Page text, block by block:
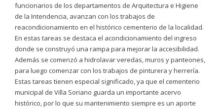
funcionarios de los departamentos de Arquitectura e Higiene
de la Intendencia, avanzan con los trabajos de
reacondicionamiento en el histórico cementerio de la localidad.
En estas tareas se destaca el acondicionamiento del ingreso
donde se construyó una rampa para mejorar la accesibilidad.
Además se comenzó a hidrolavar veredas, muros y panteones,
para luego comenzar con los trabajos de pinturera y herrería.
Estas tareas tienen especial significado, ya que el cementerio
municipal de Villa Soriano guarda un importante acervo
histórico, por lo que su mantenimiento siempre es un aporte